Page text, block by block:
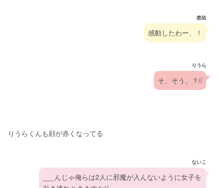
悠佑
感動したわー、！
りうら
そ、そう、？//
りうらくんも顔が赤くなってる
ないこ
___んじゃ俺らは2人に邪魔が入んないように女子を